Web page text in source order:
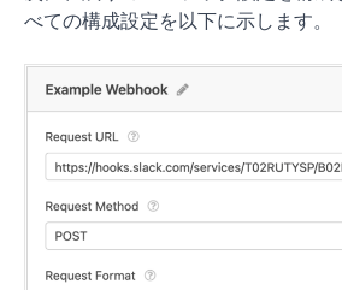
べての構成設定を以下に示します。